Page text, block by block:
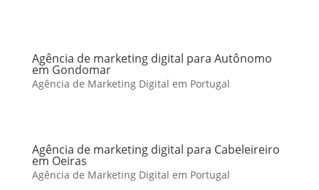
Agência de marketing digital para Autônomo
em Gondomar
Agência de Marketing Digital em Portugal
Agência de marketing digital para Cabeleireiro
em Oeiras
Agência de Marketing Digital em Portugal